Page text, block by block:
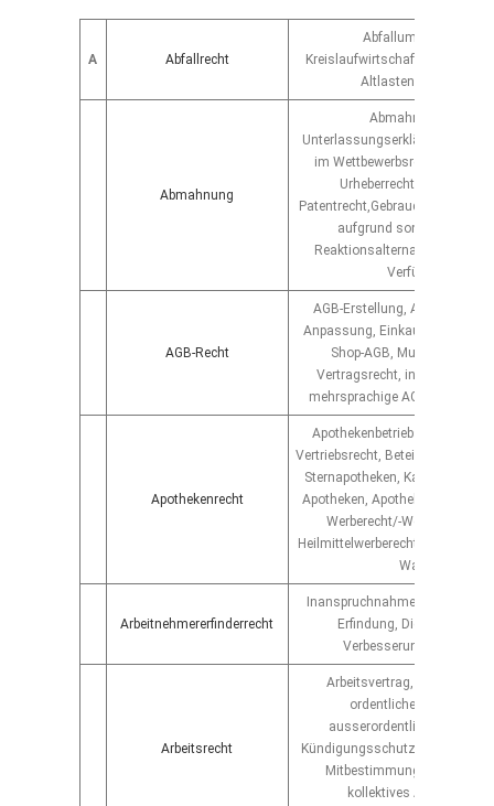
A Abfallrecht
Abfallumweltrecht,
Kreislaufwirtschaftsgesett,
Altlastensanierung
Abmahnung
Abmahnung mit
Unterlassungserklärung,
im Wettbewerbsrecht,
Urheberrecht,
aufgrund sonstiger
Reaktionsalternativen;
Verfügung
AGB-Recht
AGB-Erstellung, AGB-Prüfung,
Anpassung, Einkaufs-AGB,
Shop-AGB, Muster-AGB,
Vertragsrecht, internationale
mehrsprachige AGB, AGB im
Apothekenrecht
Apothekenbetriebsrecht,
Vertriebsrecht, Beteiligung an
Sternapotheken, Kauf und
Apotheken, Apothekerrecht,
Werberecht/-
Heilmittelwerberecht,
Waren
Arbeitnehmererfinderrecht
Inanspruchnahme der
Erfindung,
Verbesserungsvorschlag
Arbeitsrecht
Arbeitsvertrag,
ordentliche Kündigung,
ausserordentliche
Kündigungsschutz, Urlaub,
Mitbestimmung und
kollektives Arbeitsrecht,